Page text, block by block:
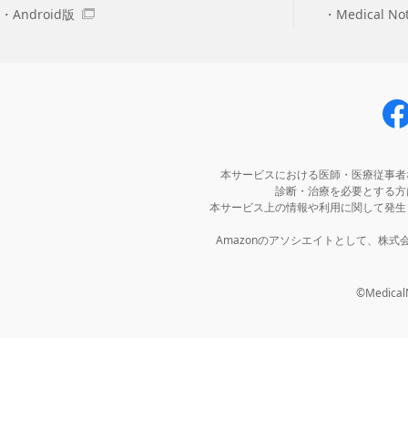
Android版
Medical
本サービスにおける医師・医療従事
診断・治療を必要とする
本サービス上の情報や利用に関して発
Amazonのアソシエイトとして、株式